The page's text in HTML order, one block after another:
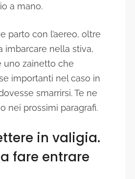
a mano.
parto con l’aereo, oltre
imbarcare nella stiva,
uno zainetto che
importanti nel caso in
smarrirsi. Te ne
nei prossimi paragrafi.
in valigia.
fare entrare